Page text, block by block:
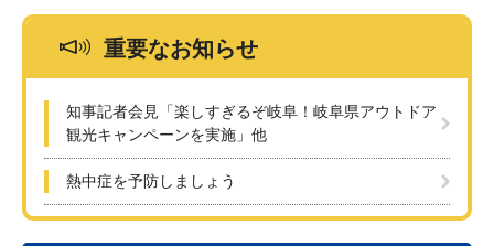
重要なお知らせ
知事記者会見「楽しすぎるぞ岐阜！岐阜県アウトドア
観光キャンペーンを実施」他
熱中症を予防しましょう